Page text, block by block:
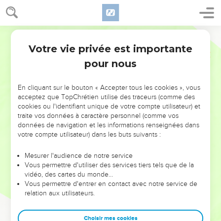
NE MANQUEZ PAS L’ÉVÉNEMENT
DE L’ANNÉE !
ET SI LEURS ERREURS POUVAIENT VOUS ÉVITER LES
VOTRES ?
leur foi ou leur vision. Mais on voit moins les doutes, les erreurs
et les saisons difficiles qu'ils ont traversés, alors même que ce
sont elles qui les ont façonnés.
Dans cette conférence, leaders, entrepreneurs, et responsables
clés pour avancer avec plus de sagesse afin que leurs erreurs
Votre vie privée est importante
pour nous
En cliquant sur le bouton « Accepter tous les cookies », vous
acceptez que TopChrétien utilise des traceurs (comme des
cookies ou l'identifiant unique de votre compte utilisateur) et
traite vos données à caractère personnel (comme vos
données de navigation et les informations renseignées dans
votre compte utilisateur) dans les buts suivants :
Mesurer l'audience de notre service
Vous permettre d'utiliser des services tiers tels que de la
vidéo, des cartes du monde…
Vous permettre d'entrer en contact avec notre service de
relation aux utilisateurs.
Choisir mes cookies